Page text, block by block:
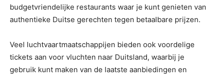
budgetvriendelijke restaurants waar je kunt genieten van
authentieke Duitse gerechten tegen betaalbare prijzen.
Veel luchtvaartmaatschappijen bieden ook voordelige
tickets aan voor vluchten naar Duitsland, waarbij je
gebruik kunt maken van de laatste aanbiedingen en